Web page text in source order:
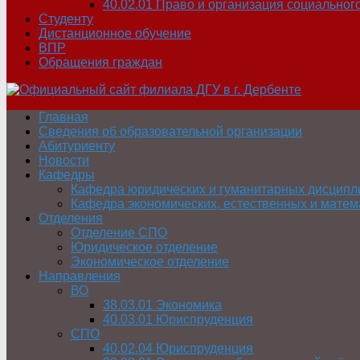
40.02.01 Право и организация
Студенту
Дистанционное обучение
ВПР
Обращения граждан
Главная
Сведения об образовательной организации
Абитуриенту
Новости
Кафедры
Кафедра юридических и гуманитарных
Кафедра экономических, естественных и
Отделения
Отделение СПО
Юридическое отделение
Экономическое отделение
Направления
ВО
38.03.01 Экономика
40.03.01 Юриспруденция
СПО
40.02.04 Юриспруденция